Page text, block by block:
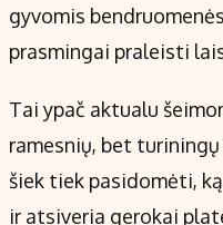
gyvomis
prasmingai praleisti
Tai ypač aktualu
ramesnių, bet
šiek tiek pasidomėti,
ir atsiveria gerokai